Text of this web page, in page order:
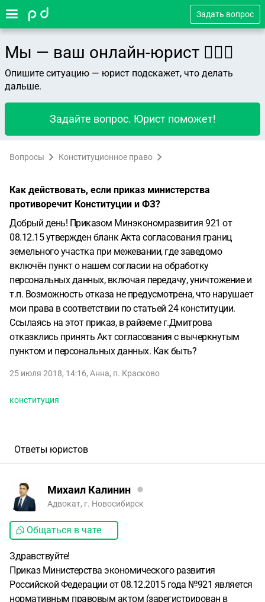
Задать вопрос
Мы — ваш онлайн-юрист 👨🏻‍⚖️
Опишите ситуацию — юрист подскажет, что делать
дальше.
Задайте вопрос. Юрист поможет!
Вопросы Конституционное право
Как действовать, если приказ министерства
противоречит Конституции и ФЗ?
Добрый день! Приказом Минэкономразвития 921 от
08.12.15 утвержден бланк Акта согласования границ
земельного участка при межевании, где заведомо
включён пункт о нашем согласии на обработку
персональных данных, включая передачу, уничтожение и
т.п. Возможность отказа не предусмотрена, что нарушает
мои права в соответствии по статьей 24 конституции.
Ссылаясь на этот приказ, в райземе г.Дмитрова
отказклись принять Акт согласования с вычеркнутым
пунктом и персональных данных. Как быть?
25 июля 2018, 14:16, Анна, п. Красково
конституция
Ответы юристов
Михаил Калинин
Адвокат, г. Новосибирск
Общаться в чате
Здравствуйте!
Приказ Министерства экономического развития
Российской Федерации от 08.12.2015 года №921 является
нормативным правовым актом (зарегистрирован в